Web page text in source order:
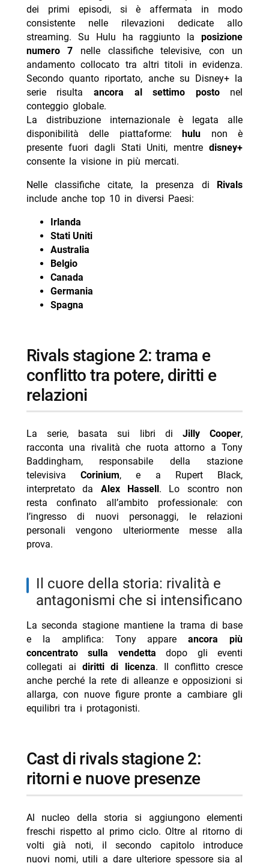
dei primi episodi, si è affermata in modo
consistente nelle rilevazioni dedicate allo
streaming. Su Hulu ha raggiunto laposizione
numero 7 nelle classifiche televisive, con un
andamento collocato tra altri titoli in evidenza.
Secondo quanto riportato, anche su Disney+ la
serie risulta ancora al settimo postonel
conteggio globale.
La distribuzione internazionale è legata alle
disponibilità delle piattaforme:hulu non è
presente fuori dagli Stati Uniti, mentredisney+
consente la visione in più mercati.
Nelle classifiche citate, la presenza di Rivals
include anche top 10 in diversi Paesi:
Irlanda
Stati Uniti
Australia
Belgio
Canada
Germania
Spagna
rivals stagione 2: trama e
conflitto tra potere, diritti e
relazioni
La serie, basata sui libri di Jilly Cooper,
racconta una rivalità che ruota attorno a Tony
Baddingham, responsabile della stazione
televisivaCorinium, e a Rupert Black,
interpretato da Alex Hassell . Lo scontro non
resta confinato all’ambito professionale: con
l’ingresso di nuovi personaggi, le relazioni
personali vengono ulteriormente messe alla
prova.
il cuore della storia: rivalità e
antagonismi che si intensificano
La seconda stagione mantiene la trama di base
e la amplifica: Tony appareancora più
concentrato sulla vendetta dopo gli eventi
collegati aidiritti di licenza. Il conflitto cresce
anche perché la rete di alleanze e opposizioni si
allarga, con nuove figure pronte a cambiare gli
equilibri tra i protagonisti.
cast di rivals stagione 2:
ritorni e nuove presenze
Al nucleo della storia si aggiungono elementi
freschi rispetto al primo ciclo. Oltre al ritorno di
volti già noti, il secondo capitolo introduce
nuovi nomi, utili a dare ulteriore spessore sia al